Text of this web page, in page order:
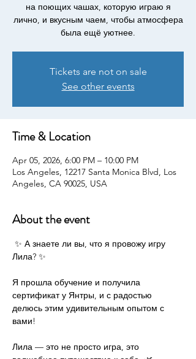
на поющих чашах, которую играю я
лично, и вкусным чаем, чтобы атмосфера
была ещё уютнее.
Tickets are not on sale
See other events
Time & Location
Apr 05, 2026, 6:00 PM – 10:00 PM
Los Angeles, 12217 Santa Monica Blvd, Los
Angeles, CA 90025, USA
About the event
Лила? ✨
Я прошла обучение и получила
сертификат у Янтры, и с радостью
делюсь этим удивительным опытом с
вами!
Лила — это не просто игра, это